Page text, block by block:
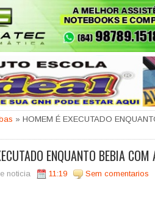
» HOMEM É EXECUTADO
ENQUANTO BEBIA
noticia 11:19 Sem comentarios